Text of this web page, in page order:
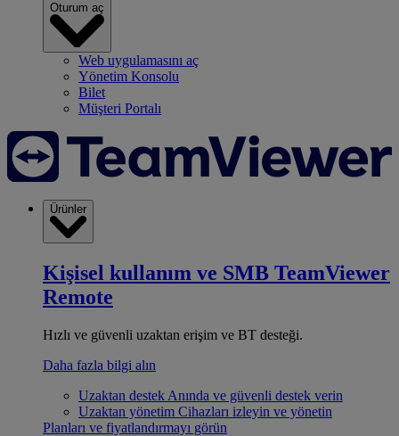
Oturum aç
Web uygulamasını aç
Yönetim Konsolu
Bilet
Müşteri Portalı
Ürünler
Kişisel kullanım ve SMB TeamViewer
Remote
Hızlı ve güvenli uzaktan erişim ve BT desteği.
Daha fazla bilgi alın
Uzaktan destek Anında ve güvenli destek verin
Uzaktan yönetim Cihazları izleyin ve yönetin
Planları ve fiyatlandırmayı görün